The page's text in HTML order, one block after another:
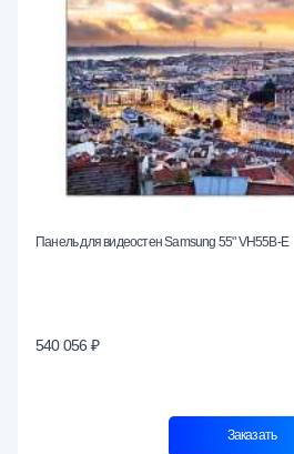
Панель для видеостен Samsung 55" VH55B-E
540 056 ₽
Заказать